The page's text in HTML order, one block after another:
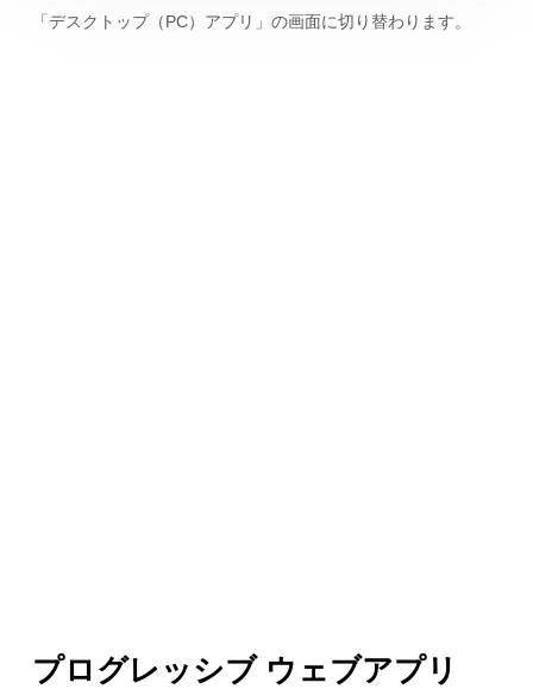
「デスクトップ（PC）アプリ」の画面に切り替わります。
プログレッシブ ウェブアプリ